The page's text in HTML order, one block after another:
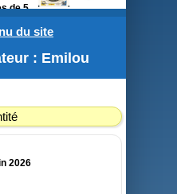
du site
: Emilou
2026
de 5